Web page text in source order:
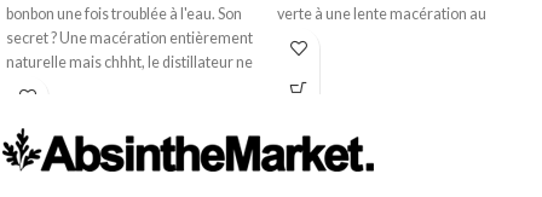
bonbon une fois troublée à l'eau. Son
secret ? Une macération entièrement
naturelle mais chhht, le distillateur ne
révélera pas son ingrédient mystère.
sa robe « Barbie », elle est sèche,
poivrée, très fraîche. De quoi épater
verte à une lente macération au
chanvre. Particulièrement amère, elle
Distillerie :
Teneur en alcool : 54°
Contenus disponibles :